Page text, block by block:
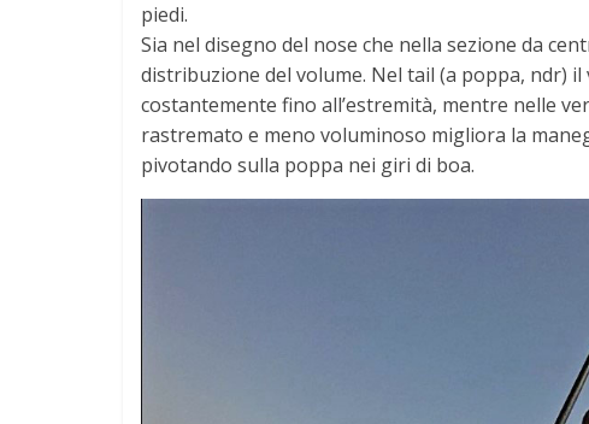
piedi.
Sia nel disegno del nose che nella sezione da
distribuzione del volume. Nel tail (a poppa, ndr)
costantemente fino all’estremità, mentre nelle
rastremato e meno voluminoso migliora la
pivotando sulla poppa nei giri di boa.